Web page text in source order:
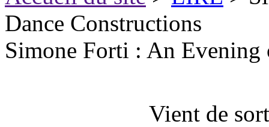
Dance Constructions
Simone Forti : An Evening
Vient de